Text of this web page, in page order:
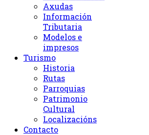
Axudas
Información
Tributaria
Modelos e
impresos
Turismo
Historia
Rutas
Parroquias
Patrimonio
Cultural
Localizacións
Contacto